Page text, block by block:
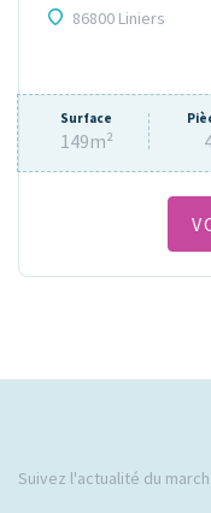
86800 Liniers
Surface
149m²
Suivez l'actualité du